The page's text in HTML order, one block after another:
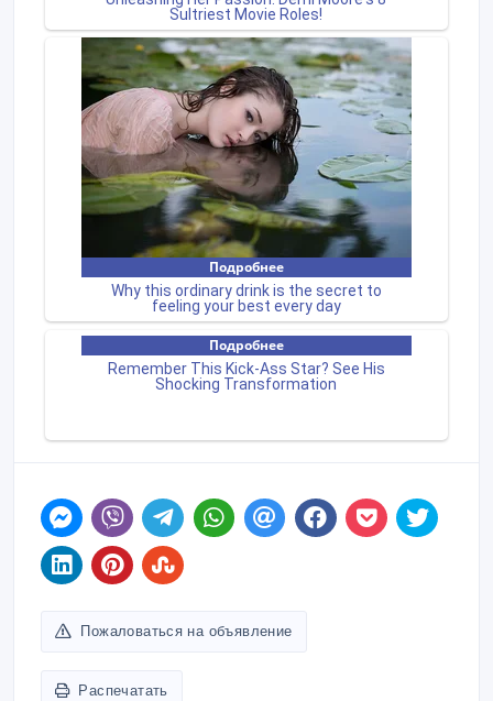
Пожаловаться на объявление
Распечатать